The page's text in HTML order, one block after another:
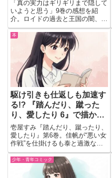
すぎる🔥✨
「真の実力はギリギリまで隠して
いようと思う」9巻の感想を紹
介。ロイドの過去と王国の闇、ユ
ノの葛藤が描かれる重要巻をレビ
ュー。
本
駆け引きも仕返しも加速す
る!? 『踏んだり、蹴った
り、愛したり 6』で描かれ
る大人の攻防戦
壱屋すみ『踏んだり、蹴ったり、
愛したり』第6巻。佳帆が“悪い女
作戦”を仕掛けるも泰と過激な攻
防戦に発展。攻め×攻めの火花と
大人のラブコメが炸裂する最新
少年・青年コミック